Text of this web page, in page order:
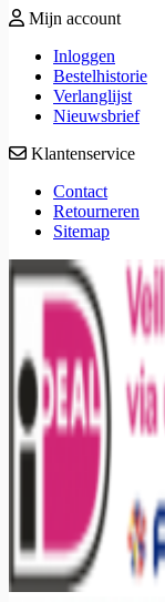
Mijn account
Inloggen
Bestelhistorie
Verlanglijst
Nieuwsbrief
Klantenservice
Contact
Retourneren
Sitemap